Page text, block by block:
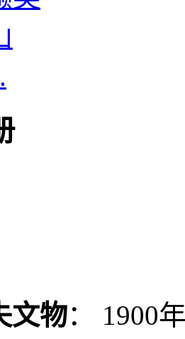
文物： 1900